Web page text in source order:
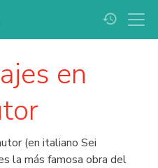
history
en
(en italiano Sei
la más famosa obra del